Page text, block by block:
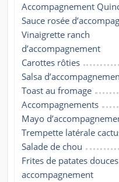
Accompagnement
Sauce rosée
Vinaigrette ranch
d’accompagnement
Carottes rôties
Salsa
Toast au fromage
Accompagnements
Mayo
Trempette latérale
Salade de chou
Frites de patates
accompagnement